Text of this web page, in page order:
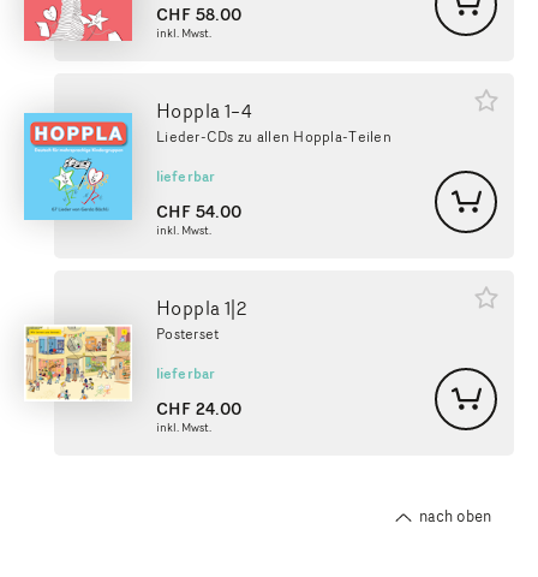
CHF58.00
inkl. Mwst.
Hoppla 1–4
Lieder-CDs zu allen Hoppla-Teilen
lieferbar
CHF54.00
inkl. Mwst.
Hoppla 1|2
Posterset
lieferbar
CHF24.00
inkl. Mwst.
nach oben